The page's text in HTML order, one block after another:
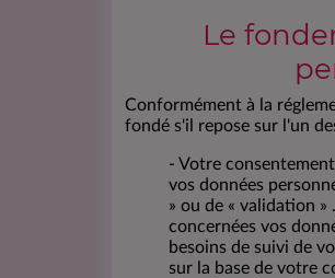
Le
Conformément à la
fondé s'il repose sur l'un
- Votre
vos données
» ou de « validation
concernées vos
besoins de suivi de
sur la base de votre